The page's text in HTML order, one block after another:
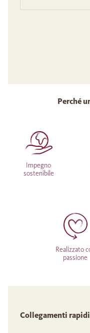
Perché
Impegno
sostenibile
Realizzato
passione
Collegamenti rapidi